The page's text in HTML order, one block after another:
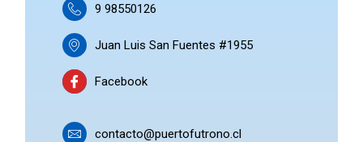
9 98550126
Juan Luis San Fuentes #1955
Facebook
contacto@puertofutrono.cl